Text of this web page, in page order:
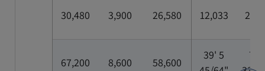
30,480 3,900 26,580 12,033
67,200 8,600 58,600
39' 5
7' 8